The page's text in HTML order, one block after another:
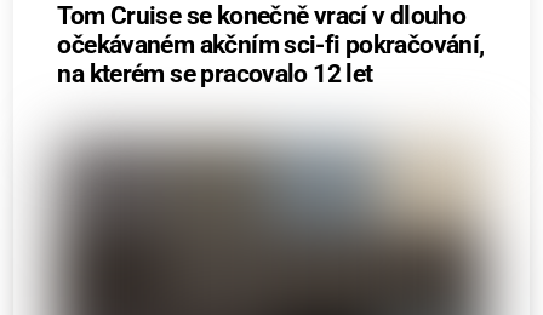
Tom Cruise se konečně vrací v dlouho
očekávaném akčním sci-fi pokračování,
na kterém se pracovalo 12 let